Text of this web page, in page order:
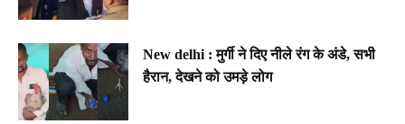
New delhi : मुर्गी ने दिए नीले रंग के अंडे, सभी
हैरान, देखने को उमड़े लोग